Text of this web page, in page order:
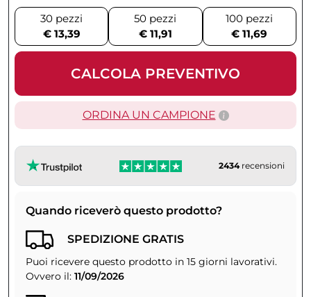
30 pezzi
€ 13,39
50 pezzi
€ 11,91
100 pezzi
€ 11,69
CALCOLA PREVENTIVO
ORDINA UN CAMPIONE
2434recensioni
Quando riceverò questo prodotto?
SPEDIZIONE GRATIS
Puoi ricevere questo prodotto in 15 giorni lavorativi.
Ovvero il: 11/09/2026